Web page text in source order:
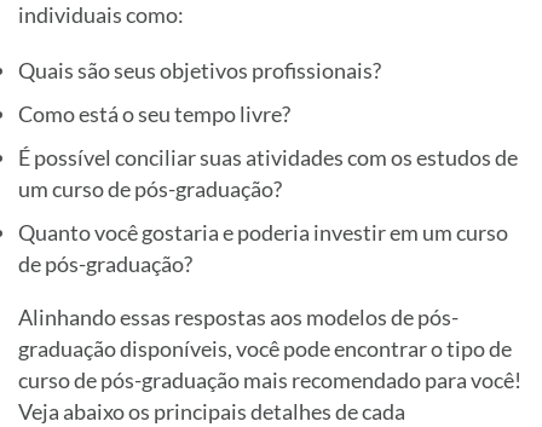
individuais como:
Quais são seus objetivos profissionais?
Como está o seu tempo livre?
É possível conciliar suas atividades com os estudos de
um curso de pós-graduação?
Quanto você gostaria e poderia investir em um curso
de pós-graduação?
Alinhando essas respostas aos modelos de pós-
graduação disponíveis, você pode encontrar o tipo de
curso de pós-graduação mais recomendado para você!
Veja abaixo os principais detalhes de cada